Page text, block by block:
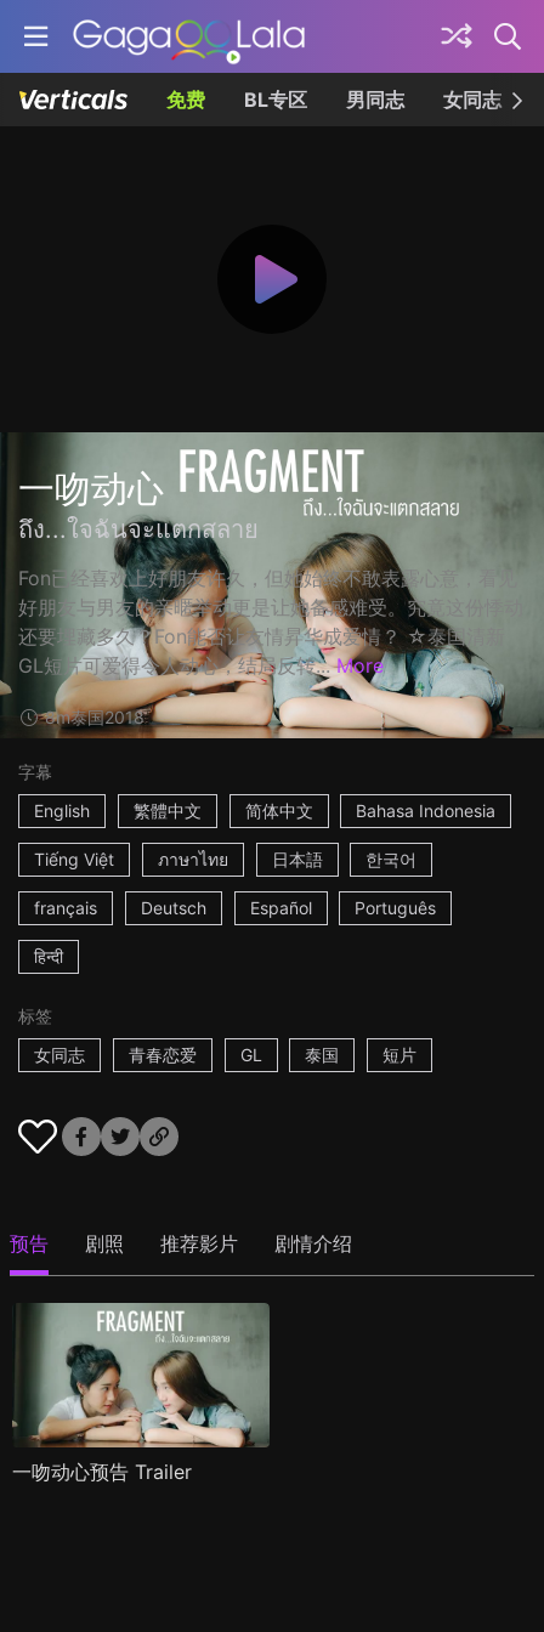
免费 BL专区 男同志 女同志
一吻动心
ถึง...ใจฉันจะแตกสลาย
Fon已经喜欢上好朋友许久，但她始终不敢表露心意，看见
好朋友与男友的亲暱举动更是让她备感难受。究竟这份悸动
还要埋藏多久？Fon能否让友情昇华成爱情？ ☆泰国清新
GL短片可爱得令人动心，结局反转... More
8m泰国2018
字幕
English
繁體中文 简体中文 Bahasa Indonesia
Tiếng Việt ภาษาไทย 日本語 한국어
français Deutsch Español Português
हिन्दी
标签
女同志
青春恋爱 GL 泰国 短片
预告 剧照 推荐影片 剧情介绍
一吻动心预告 Trailer